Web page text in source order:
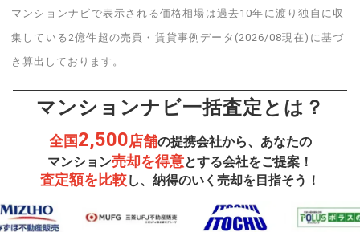
マンションナビで表示される価格相場は過去10年に渡り独自に収
集している2億件超の売買・賃貸事例データ(2026/08現在)に基づ
き算出しております。
マンションナビ一括査定とは？
全国2,500店舗の提携会社から、あなたの
マンション売却を得意とする会社をご提案！
査定額を比較し、納得のいく売却を目指そう！